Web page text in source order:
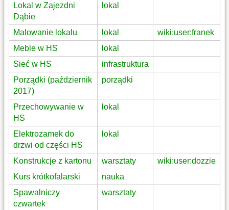
Lokal w Zajezdni
Dąbie
lokal
Malowanie lokalu lokal
wiki:user:franek
Meble w HS
lokal
Sieć w HS
infrastruktura
Porządki (październik
2017)
porządki
Przechowywanie w
HS
lokal
Elektrozamek do
drzwi od części HS
lokal
Konstrukcje z kartonu warsztaty
wiki:user:dozzie
Kurs krótkofalarski
nauka
Spawalniczy
czwartek
warsztaty